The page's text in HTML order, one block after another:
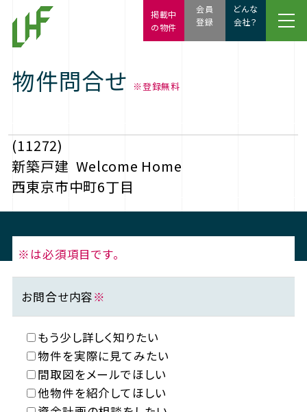
物件問合せ ※登録無料
(11272)
新築戸建 Welcome Home
西東京市中町6丁目
※は必須項目です。
お問合せ内容※
もう少し詳しく知りたい
物件を実際に見てみたい
間取図をメールでほしい
他物件を紹介してほしい
会員
登録
どんな
会社？
掲載中
の物件